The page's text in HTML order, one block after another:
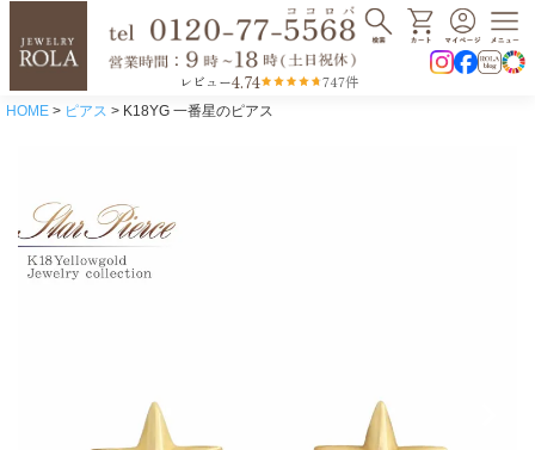
レビュー4.74 747件
HOME ピアス K18YG 一番星のピアス